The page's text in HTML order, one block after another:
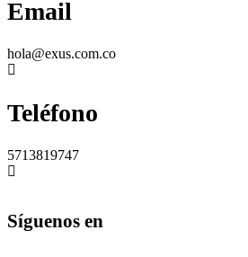
Email
hola@exus.com.co
Teléfono
5713819747
Síguenos en